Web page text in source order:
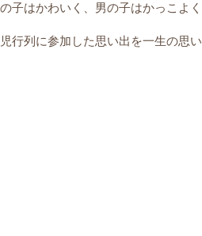
子はかわいく、男の子はかっこよ
行列に参加した思い出を一生の思